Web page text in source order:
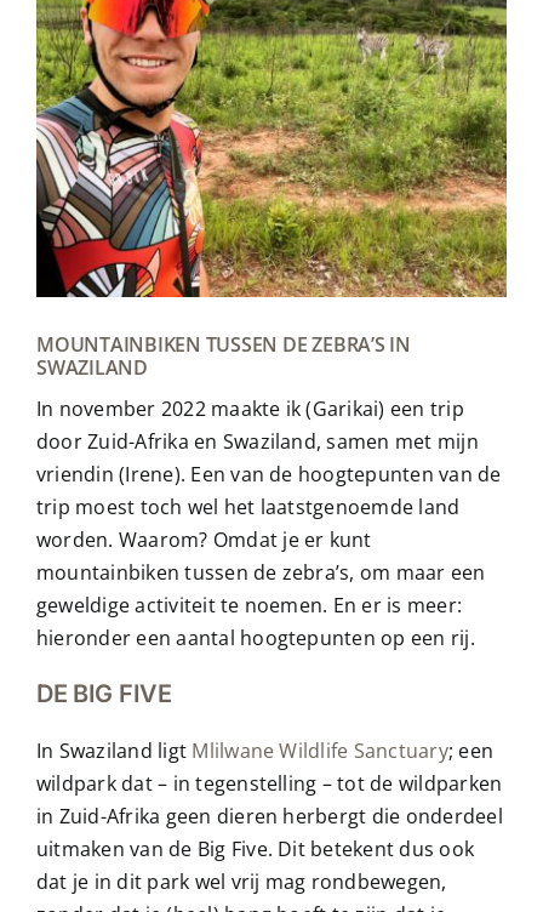
MOUNTAINBIKEN TUSSEN DE ZEBRA’S IN
SWAZILAND
In november 2022 maakte ik (Garikai) een trip
door Zuid-Afrika en Swaziland, samen met mijn
vriendin (Irene). Een van de hoogtepunten van de
trip moest toch wel het laatstgenoemde land
worden. Waarom? Omdat je er kunt
mountainbiken tussen de zebra’s, om maar een
geweldige activiteit te noemen. En er is meer:
hieronder een aantal hoogtepunten op een rij.
DE BIG FIVE
In Swaziland ligt Mlilwane Wildlife Sanctuary; een
wildpark dat – in tegenstelling – tot de wildparken
in Zuid-Afrika geen dieren herbergt die onderdeel
uitmaken van de Big Five. Dit betekent dus ook
dat je in dit park wel vrij mag rondbewegen,